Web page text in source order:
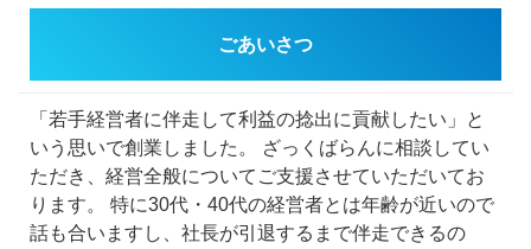
ごあいさつ
「若手経営者に伴走して利益の捻出に貢献したい」と
いう思いで創業しました。
ざっくばらんに相談してい
ただき、経営全般についてご支援させていただいてお
ります。
特に30代・40代の経営者とは年齢が近いので
話も合いますし、社長が引退するまで伴走できるの